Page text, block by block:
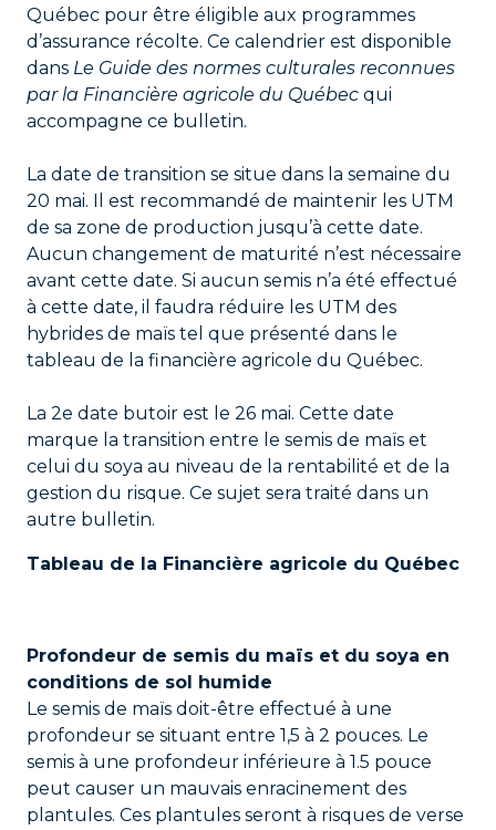
Québec pour être éligible aux programmes
d’assurance récolte. Ce calendrier est disponible
dans Le Guide des normes culturales reconnues
par la Financière agricole du Québec qui
accompagne ce bulletin.
La date de transition se situe dans la semaine du
20 mai. Il est recommandé de maintenir les UTM
de sa zone de production jusqu’à cette date.
Aucun changement de maturité n’est nécessaire
avant cette date. Si aucun semis n’a été effectué
à cette date, il faudra réduire les UTM des
hybrides de maïs tel que présenté dans le
tableau de la financière agricole du Québec.
La 2e date butoir est le 26 mai. Cette date
marque la transition entre le semis de maïs et
celui du soya au niveau de la rentabilité et de la
gestion du risque. Ce sujet sera traité dans un
autre bulletin.
Tableau de la Financière agricole du Québec
Profondeur de semis du maïs et du soya en
conditions de sol humide
Le semis de maïs doit-être effectué à une
profondeur se situant entre 1,5 à 2 pouces. Le
semis à une profondeur inférieure à 1.5 pouce
peut causer un mauvais enracinement des
plantules. Ces plantules seront à risques de verse